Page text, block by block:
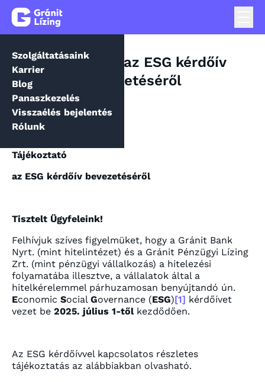
Szolgáltatásaink
Karrier
Blog
Panaszkezelés
Visszaélés bejelentés
Rólunk
Tájékoztató az ESG kérdőív
bevezetéséről
Tájékoztató
az ESG kérdőív bevezetéséről
Tisztelt Ügyfeleink!
Felhívjuk szíves figyelmüket, hogy a Gránit Bank
Nyrt. (mint hitelintézet) és a Gránit Pénzügyi Lízing
Zrt. (mint pénzügyi vállalkozás) a hitelezési
folyamatába illesztve, a vállalatok által a
hitelkérelemmel párhuzamosan benyújtandó ún.
Economic Social Governance (ESG)[1] kérdőívet
vezet be 2025. július 1-tőlkezdődően.
Az ESG kérdőívvel kapcsolatos részletes
tájékoztatás az alábbiakban olvasható.